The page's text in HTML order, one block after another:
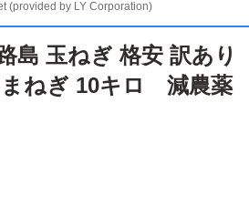
(provided by LY Corporation)
玉ねぎ 格安 訳あり
まねぎ 10キロ 減農薬